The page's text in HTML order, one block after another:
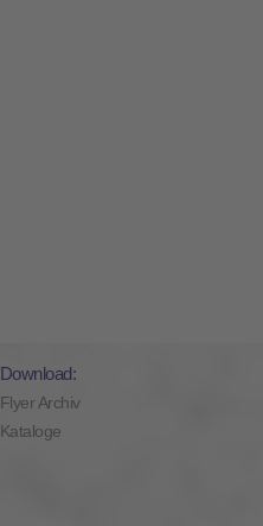
Download:
Flyer Archiv
Kataloge